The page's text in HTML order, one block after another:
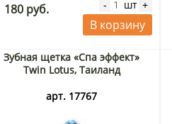
180 руб. - шт +
В корзину
Зубная щетка «Спа эффект»
Twin Lotus, Таиланд
арт. 17767